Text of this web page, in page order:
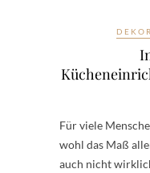
Für viele
wohl das Maß
auch nicht